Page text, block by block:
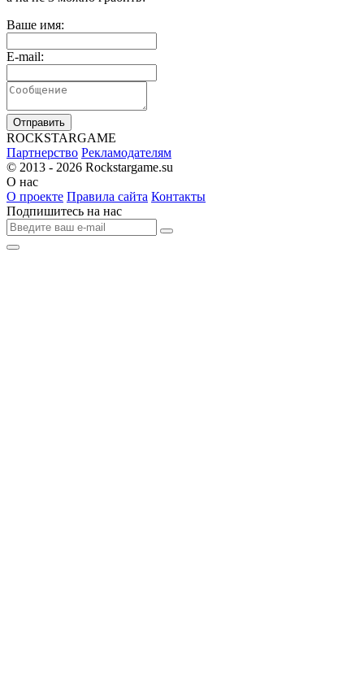
Ваше имя:
E-mail:
Отправить
ROCKSTARGAME
Партнерство Рекламодателям
© 2013 - 2026 Rockstargame.su
О нас
О проекте Правила сайта Контакты
Подпишитесь на нас